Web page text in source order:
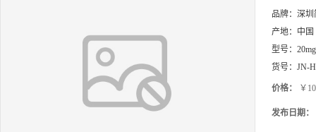
品牌： 深圳
产地： 中国
型号： 20mg
货号： JN-
价格： ￥
发布日期：